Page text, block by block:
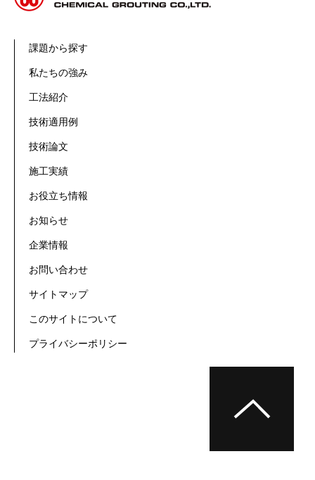
課題から探す
私たちの強み
工法紹介
技術適用例
技術論文
施工実績
お役立ち情報
お知らせ
企業情報
お問い合わせ
サイトマップ
このサイトについて
プライバシーポリシー